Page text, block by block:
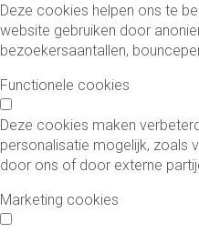
Deze cookies helpen ons te
website gebruiken door
bezoekersaantallen,
Functionele cookies
Deze cookies maken
personalisatie mogelijk, zoals
door ons of door externe
Marketing cookies